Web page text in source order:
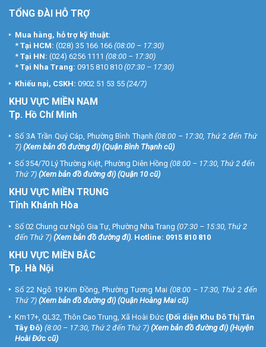
TỔNG ĐÀI HỖ TRỢ
Mua hàng, hỗ trợ kỹ thuật:
* Tại HCM: (028) 35 166 166 (08:00 – 17:30)
* Tại HN: (024) 6256 1111 (08:00 – 17:30)
* Tại Nha Trang: 0915 810 810 (07:30 – 17:30)
Khiếu nại, CSKH: 0902 51 53 55 (24/7)
KHU VỰC MIỀN NAM
Tp. Hồ Chí Minh
Số 3A Trần Quý Cáp, Phường Bình Thạnh (08:00 – 17:30, Thứ 2 đến Thứ
7) (Xem bản đồ đường đi) (Quận Bình Thạnh cũ)
Số 354/70 Lý Thường Kiệt, Phường Diên Hồng (08:00 – 17:30, Thứ 2 đến
Thứ 7) (Xem bản đồ đường đi) (Quận 10 cũ)
KHU VỰC MIỀN TRUNG
Tỉnh Khánh Hòa
Số 02 Chung cư Ngô Gia Tự, Phường Nha Trang (07:30 – 15:30, Thứ 2
đến Thứ 7) (Xem bản đồ đường đi). Hotline: 0915 810 810
KHU VỰC MIỀN BẮC
Tp. Hà Nội
Số 22 Ngõ 19 Kim Đồng, Phường Tương Mai (08:00 – 17:30, Thứ 2 đến
Thứ 7) (Xem bản đồ đường đi) (Quận Hoàng Mai cũ)
Km17+, QL32, Thôn Cao Trung, Xã Hoài Đức (Đối diện Khu Đô Thị Tân
Tây Đô) (8:00 – 17:30, Thứ 2 đến Thứ 7) (Xem bản đồ đường đi) (Huyện
Hoài Đức cũ)